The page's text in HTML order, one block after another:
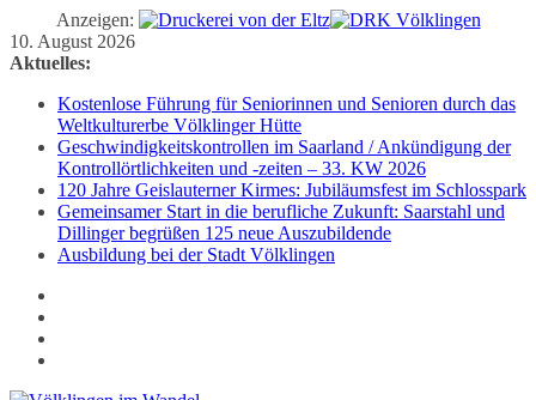
Anzeigen:
Zum
Inhalt
10. August 2026
Aktuelles:
Kostenlose Führung für Seniorinnen und Senioren durch das
Weltkulturerbe Völklinger Hütte
Geschwindigkeitskontrollen im Saarland / Ankündigung der
Kontrollörtlichkeiten und -zeiten – 33. KW 2026
120 Jahre Geislauterner Kirmes: Jubiläumsfest im Schlosspark
Gemeinsamer Start in die berufliche Zukunft: Saarstahl und
Dillinger begrüßen 125 neue Auszubildende
Ausbildung bei der Stadt Völklingen